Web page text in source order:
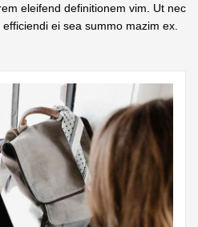
eleifend definitionem vim. Ut nec
ei sea summo mazim ex.